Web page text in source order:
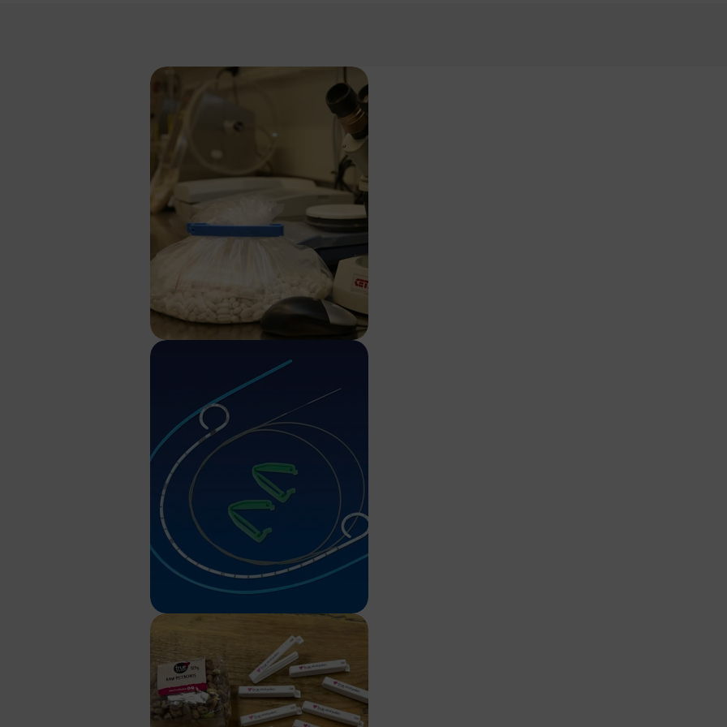
Informations sur les prix
Si vous souhaitez télécharger nos listes de prix, vous devez sélectionner la devise
souhaitez la liste de prix.
SEK
EUR
GBP
USD